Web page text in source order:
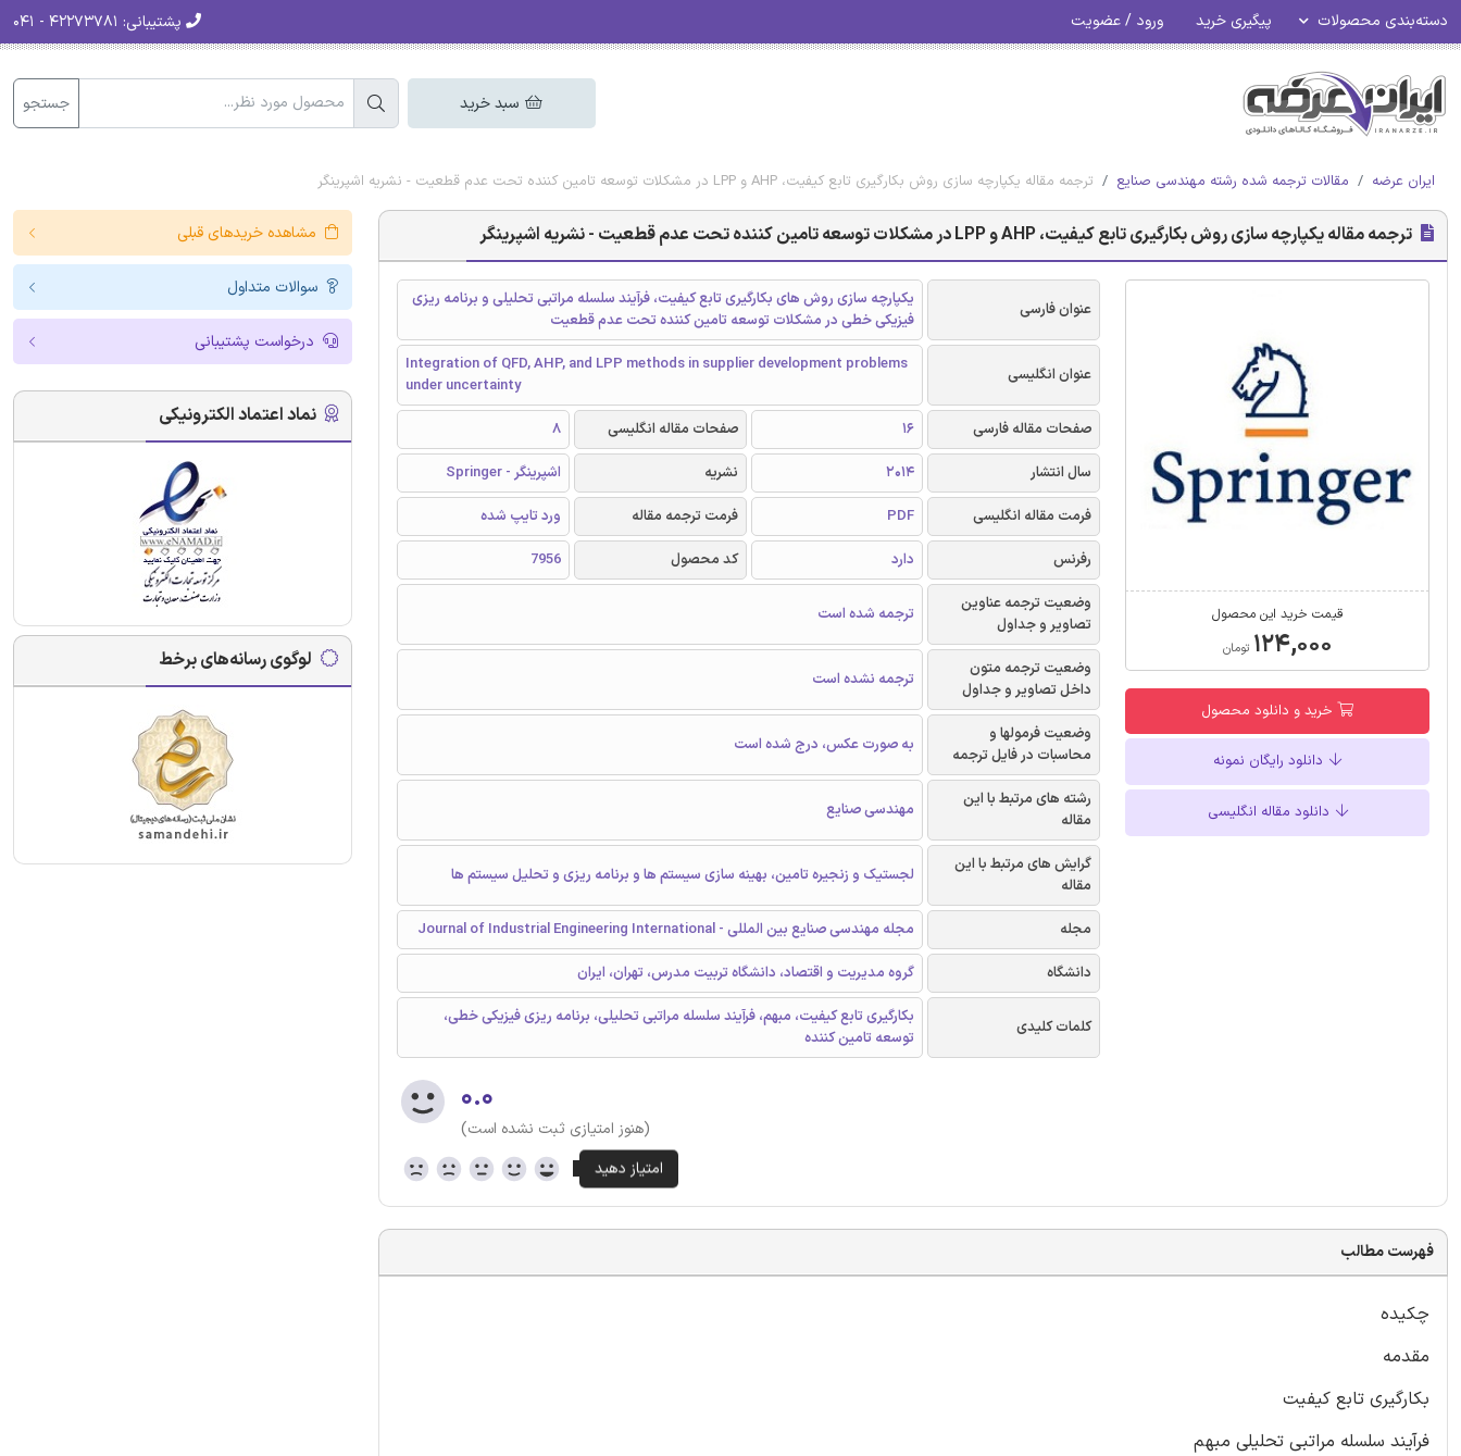
دسته‌بندی محصولات پیگیری خرید ورود / عضویت پشتیبانی:
سبد خرید جستجو
ایران عرضه مقالات ترجمه شده رشته مهندسی صنایع ترجمه مقاله یکپارچه سازی روش بکارگیری تابع کیفیت، AHP و LPP در مشکلات توسعه تامین کننده تحت عدم قطعیت - نشریه اشپرینگر
ترجمه مقاله یکپارچه سازی روش بکارگیری تابع کیفیت، AHP و LPP در مشکلات توسعه تامین کننده تحت عدم قطعیت - نشریه اشپرینگر
قیمت خرید این محصول
۱۲۴,۰۰۰ تومان
خرید و دانلود محصول
دانلود رایگان نمونه
دانلود مقاله انگلیسی
عنوان فارسی
یکپارچه سازی روش های بکارگیری تابع کیفیت، فرآیند سلسله مراتبی تحلیلی و برنامه ریزی
فیزیکی خطی در مشکلات توسعه تامین کننده تحت عدم قطعیت
عنوان انگلیسی
Integration of QFD, AHP, and LPP methods in supplier development problems
under uncertainty
صفحات مقاله فارسی
16 صفحات مقاله انگلیسی
8
سال انتشار
2014 نشریه
اشپرینگر - Springer
فرمت مقاله انگلیسی
PDF فرمت ترجمه مقاله
ورد تایپ شده
رفرنس
دارد کد محصول
7956
وضعیت ترجمه عناوین
تصاویر و جداول
ترجمه شده است
وضعیت ترجمه متون
داخل تصاویر و جداول
ترجمه نشده است
وضعیت فرمولها و
محاسبات در فایل ترجمه
به صورت عکس، درج شده است
رشته های مرتبط با این
مقاله
مهندسی صنایع
گرایش های مرتبط با این
مقاله
لجستیک و زنجیره تامین، بهینه سازی سیستم ها و برنامه ریزی و تحلیل سیستم ها
مجله
مجله مهندسی صنایع بین المللی - Journal of Industrial Engineering International
دانشگاه
گروه مدیریت و اقتصاد، دانشگاه تربیت مدرس، تهران، ایران
کلمات کلیدی
بکارگیری تابع کیفیت، مبهم، فرآیند سلسله مراتبی تحلیلی، برنامه ریزی فیزیکی خطی،
توسعه تامین کننده
۰.۰
(هنوز امتیازی ثبت نشده است)
فهرست مطالب
چکیده
مقدمه
بکارگیری تابع کیفیت
فرآیند سلسله مراتبی تحلیلی مبهم
مشاهده خریدهای قبلی
سوالات متداول
درخواست پشتیبانی
نماد اعتماد الکترونیکی
لوگوی رسانه‌های برخط